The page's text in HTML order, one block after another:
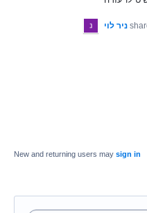
ניר לוי
New and returning users may sign in